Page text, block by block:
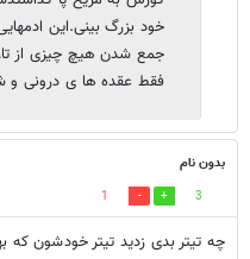
خود بزرگ بینی.این
جمع شدن هیچ چیزی از
فقط عقده ها ی درونی و
بدون نام
3
1
چه تیتر بدی زدید تیتر خودشون که